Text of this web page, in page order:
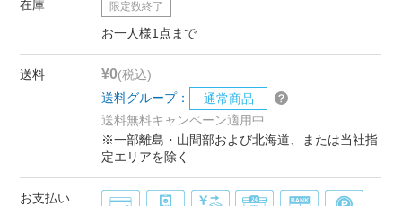
在庫 限定数終了
お一人様1点まで
送料 ¥0(税込)
送料グループ：
通常商品
送料無料キャンペーン適用中
※一部離島・山間部および北海道、または当社指
定エリアを除く
お支払い